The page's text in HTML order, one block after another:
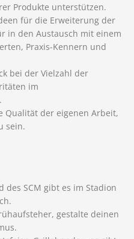
Produkte unterstützen.
für die Erweiterung der
in den Austausch mit einem
Praxis-Kennern und
bei der Vielzahl der
im
Qualität der eigenen Arbeit,
sein.
des SCM gibt es im Stadion
gestalte deinen